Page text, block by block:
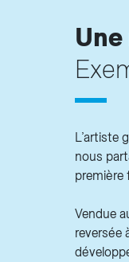
L’artiste
nous
première
Vendue
reversée